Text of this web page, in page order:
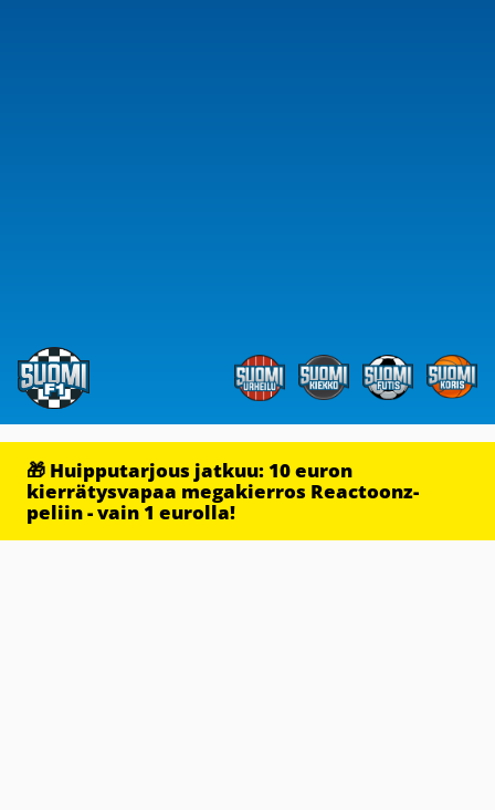
🎁 Huipputarjous jatkuu: 10 euron
kierrätysvapaa megakierros Reactoonz-
peliin - vain 1 eurolla!